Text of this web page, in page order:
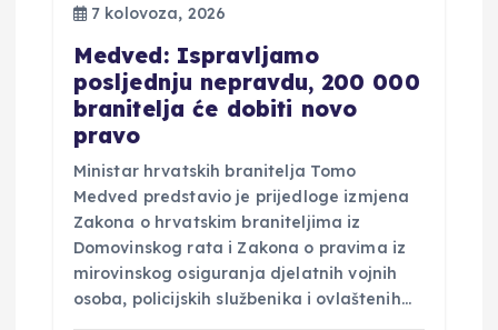
7 kolovoza, 2026
Medved: Ispravljamo
posljednju nepravdu, 200 000
branitelja će dobiti novo
pravo
Ministar hrvatskih branitelja Tomo
Medved predstavio je prijedloge izmjena
Zakona o hrvatskim braniteljima iz
Domovinskog rata i Zakona o pravima iz
mirovinskog osiguranja djelatnih vojnih
osoba, policijskih službenika i ovlaštenih…